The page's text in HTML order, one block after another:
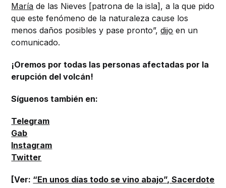
María de las Nieves [patrona de la isla], a la que pido
que este fenómeno de la naturaleza cause los
menos daños posibles y pase pronto”,dijo en un
comunicado.
¡Oremos por todas las personas afectadas por la
erupción del volcán!
Síguenos también en:
Telegram
Gab
Instagram
Twitter
[Ver: “En unos días todo se vino abajo”, Sacerdote